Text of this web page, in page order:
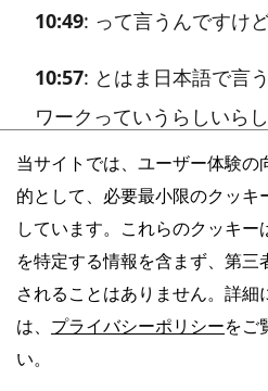
10:49: って言うんですけ
10:57: とはま日本語で言
ワークっていうらしいら
AI のアルゴリズムの一種
11:03 : でまそれをえっと
のなんかの画像をちょ人
11:14 : っぽい画像を一番
当サイトでは、ユーザー体験の
的として、必要最小限のクッキ
しています。これらのクッキー
を特定する情報を含まず、第三
されることはありません。詳細
は、 プライバシーポリシーをご
い。